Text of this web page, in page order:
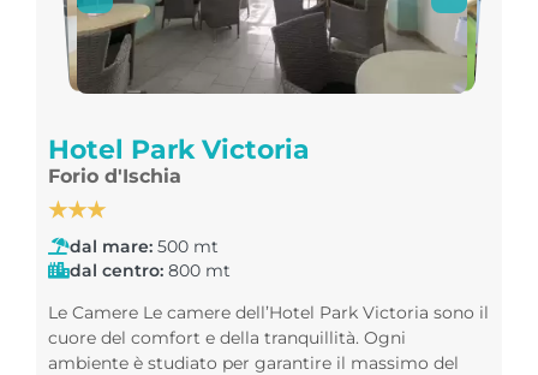
Hotel Park Victoria
Forio d'Ischia
★★★
dal mare: 500 mt
dal centro: 800 mt
Le Camere Le camere dell’Hotel Park Victoria sono il
cuore del comfort e della tranquillità. Ogni
ambiente è studiato per garantire il massimo del